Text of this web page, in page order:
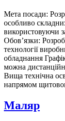
Мета посади:
особливо
використовуючи
Обов’язки:
технології
обладнання
можна
Вища технічна
напрямом
Маляр